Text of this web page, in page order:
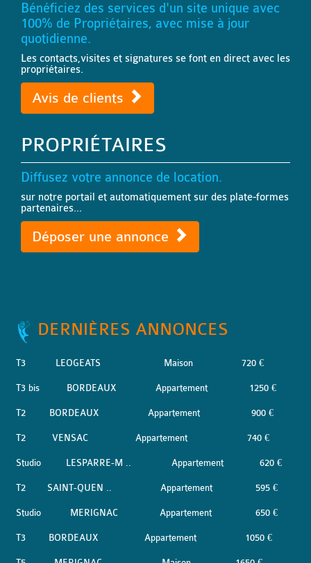
Bénéficiez des services d'un site unique avec
100% de Propriétaires, avec mise à jour
quotidienne.
Les contacts,visites et signatures se font en direct avec les
propriétaires.
Avis de clients
PROPRIÉTAIRES
Diffusez votre annonce de location.
sur notre portail et automatiquement sur des plate-formes
partenaires...
Déposer une annonce
DERNIÈRES ANNONCES
T3 LEOGEATS Maison 720 €
T3 bis BORDEAUX Appartement 1250 €
T2 BORDEAUX Appartement 900 €
T2 VENSAC Appartement 740 €
Studio LESPARRE-M .. Appartement 620 €
T2 SAINT-QUEN .. Appartement 595 €
Studio MERIGNAC Appartement 650 €
T3 BORDEAUX Appartement 1050 €